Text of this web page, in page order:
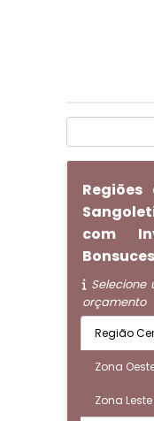
com
Selecione
orçamento
Região
Zona
Zona Leste